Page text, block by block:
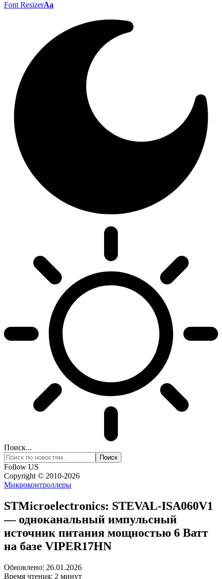
Font ResizerAa
Поиск...
Follow US
Copyright © 2010-2026
Микроконтроллеры
STMicroelectronics: STEVAL-ISA060V1
— одноканальный импульсный
источник питания мощностью 6 Ватт
на базе VIPER17HN
Обновлено: 26.01.2026
Время чтения: 2 минут